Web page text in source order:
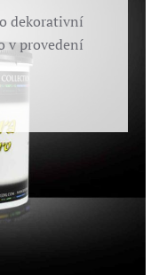
dekorativní
v provedení